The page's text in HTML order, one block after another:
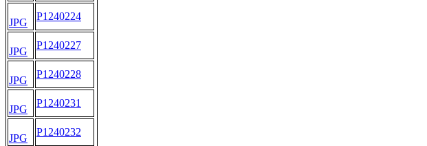
JPG
P1240224
JPG
P1240227
JPG
P1240228
JPG
P1240231
JPG
P1240232